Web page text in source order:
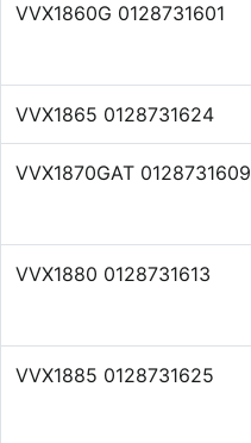
VVX1860G 0128731601
VVX1865 0128731624
VVX1870GAT 0128731609
VVX1880 0128731613
VVX1885 0128731625